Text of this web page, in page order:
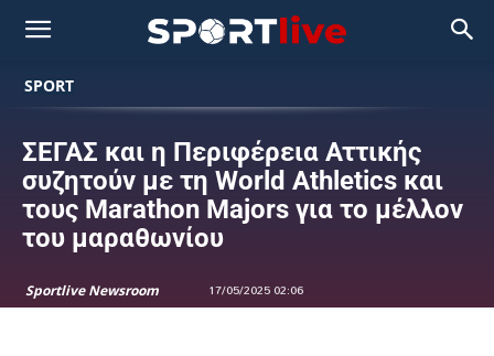
SPORT
ΣΕΓΑΣ και η Περιφέρεια Αττικής
συζητούν με τη World Athletics και
τους Marathon Majors για το μέλλον
του μαραθωνίου
Sportlive Newsroom 17/05/2025 02:06